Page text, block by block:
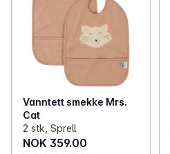
Vanntett smekke Mrs.
Cat
2 stk, Sprell
NOK 359.00